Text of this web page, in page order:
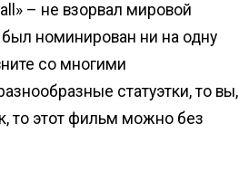
– не взорвал мировой
номинирован ни на одну
со многими
статуэтки, то вы,
то этот фильм можно без